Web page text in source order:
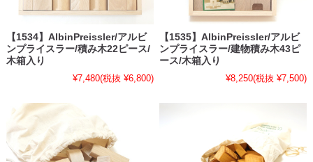
【1534】AlbinPreissler/アルビ
ンプライスラー/積み木22ピース/
木箱入り
¥7,480(税抜 ¥6,800)
【1535】AlbinPreissler/アルビ
ンプライスラー/建物積み木43ピ
ース/木箱入り
¥8,250(税抜 ¥7,500)